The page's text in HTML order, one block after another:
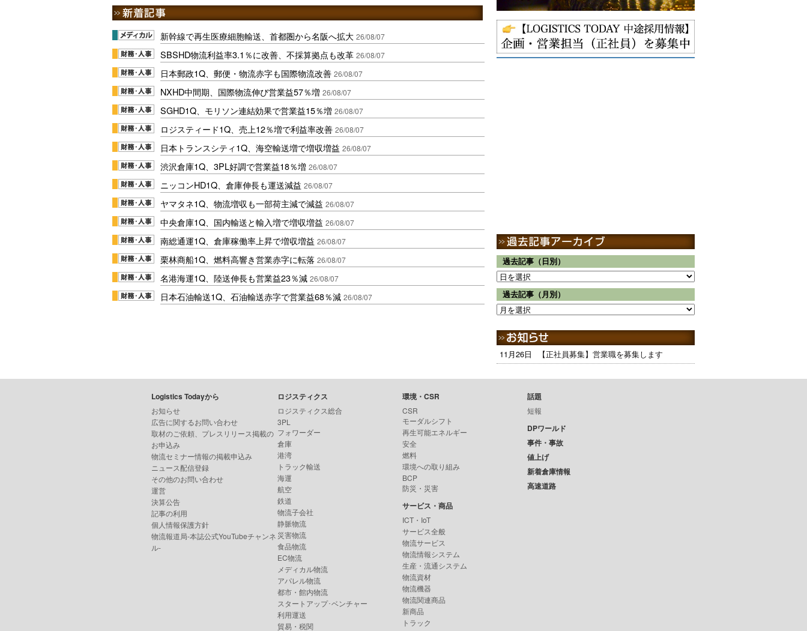
新幹線で再生医療細胞輸送、首都圏から名阪へ拡大 26/08/07
SBSHD物流利益率3.1％に改善、不採算拠点も改革 26/08/07
日本郵政1Q、郵便・物流赤字も国際物流改善 26/08/07
NXHD中間期、国際物流伸び営業益57％増 26/08/07
SGHD1Q、モリソン連結効果で営業益15％増 26/08/07
ロジスティード1Q、売上12％増で利益率改善 26/08/07
日本トランスシティ1Q、海空輸送増で増収増益 26/08/07
渋沢倉庫1Q、3PL好調で営業益18％増 26/08/07
ニッコンHD1Q、倉庫伸長も運送減益 26/08/07
ヤマタネ1Q、物流増収も一部荷主減で減益 26/08/07
中央倉庫1Q、国内輸送と輸入増で増収増益 26/08/07
南総通運1Q、倉庫稼働率上昇で増収増益 26/08/07
栗林商船1Q、燃料高響き営業赤字に転落 26/08/07
名港海運1Q、陸送伸長も営業益23％減 26/08/07
日本石油輸送1Q、石油輸送赤字で営業益68％減 26/08/07
過去記事（日別）
過去記事（月別）
11月26日 【正社員募集】営業職を募集します
Logistics Todayから
お知らせ
広告に関するお問い合わせ
取材のご依頼、プレスリリース掲載の
お申込み
物流セミナー情報の掲載申込み
ニュース配信登録
その他のお問い合わせ
運営
決算公告
記事の利用
個人情報保護方針
物流報道局-本誌公式YouTubeチャンネ
ル-
ロジスティクス
ロジスティクス総合
3PL
フォワーダー
倉庫
港湾
トラック輸送
海運
航空
鉄道
物流子会社
静脈物流
災害物流
食品物流
EC物流
メディカル物流
アパレル物流
都市・館内物流
スタートアップ･ベンチャー
利用運送
貿易・税関
環境・CSR
CSR
モーダルシフト
再生可能エネルギー
安全
燃料
環境への取り組み
BCP
防災・災害
サービス・商品
ICT・IoT
サービス全般
物流サービス
物流情報システム
生産・流通システム
物流資材
物流機器
物流関連商品
新商品
トラック
話題
短報
DPワールド
事件・事故
値上げ
新着倉庫情報
高速道路